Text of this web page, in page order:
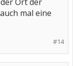
mal eine
#14